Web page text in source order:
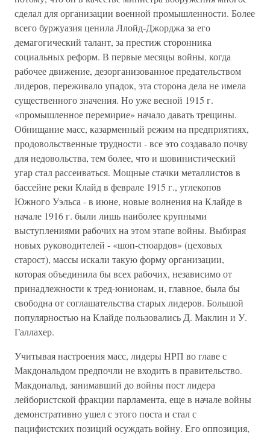
сделал для организации военной промышленности. Более
всего буржуазия ценила Ллойд-Джорджа за его
демагогический талант, за престиж сторонника
социальных реформ. В первые месяцы войны, когда
рабочее движение, дезорганизованное предательством
лидеров, переживало упадок, эта сторона дела не имела
существенного значения. Но уже весной 1915 г.
«промышленное перемирие» начало давать трещины.
Обнищание масс, казарменный режим на предприятиях,
продовольственные трудности - все это создавало почву
для недовольства, тем более, что и шовинистический
угар стал рассеиваться. Мощные стачки металлистов в
бассейне реки Клайд в феврале 1915 г., углекопов
Южного Уэльса - в июне, новые волнения на Клайде в
начале 1916 г. были лишь наиболее крупными
выступлениями рабочих на этом этапе войны. Выбирая
новых руководителей - «шоп-стюардов» (цеховых
старост), массы искали такую форму организации,
которая объединила бы всех рабочих, независимо от
принадлежности к тред-юнионам, и, главное, была бы
свободна от соглашательства старых лидеров. Большой
популярностью на Клайде пользовались Д. Маклин и У.
Галлахер.
Учитывая настроения масс, лидеры НРП во главе с
Макдональдом предпочли не входить в правительство.
Макдональд, занимавший до войны пост лидера
лейбористской фракции парламента, еще в начале войны
демонстративно ушел с этого поста и стал с
пацифистских позиций осуждать войну. Его оппозиция,